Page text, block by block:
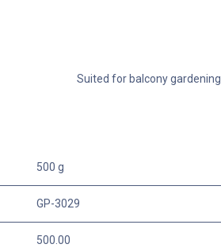
Suited for balcony gardening
500 g
GP-3029
500.00